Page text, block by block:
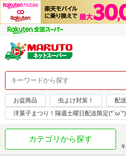
お盆商品 虫よけ対策！ 配
洋菓子まつり！隔週土曜日配送限定(*´ω`*)
カテゴリから探す